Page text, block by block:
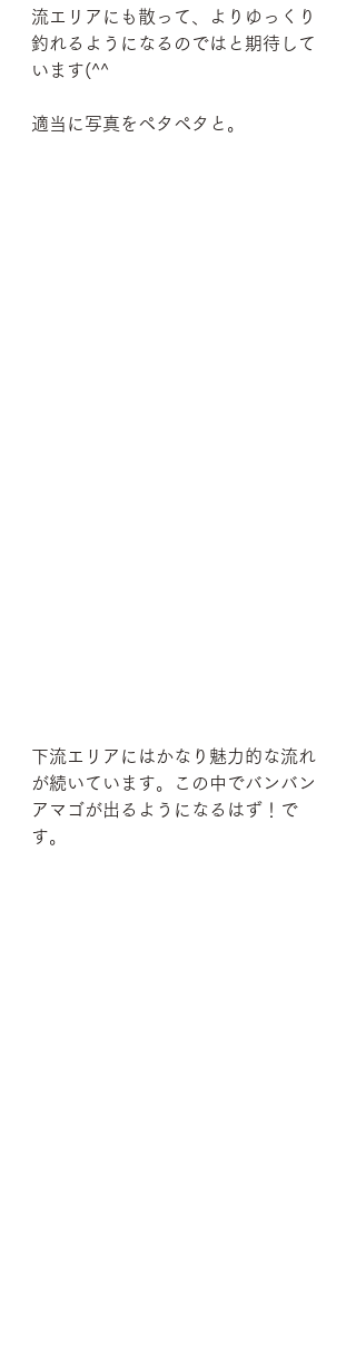
流エリアにも散って、よりゆっくり
釣れるようになるのではと期待して
います(^^
適当に写真をペタペタと。
下流エリアにはかなり魅力的な流れ
が続いています。この中でバンバン
アマゴが出るようになるはず！で
す。